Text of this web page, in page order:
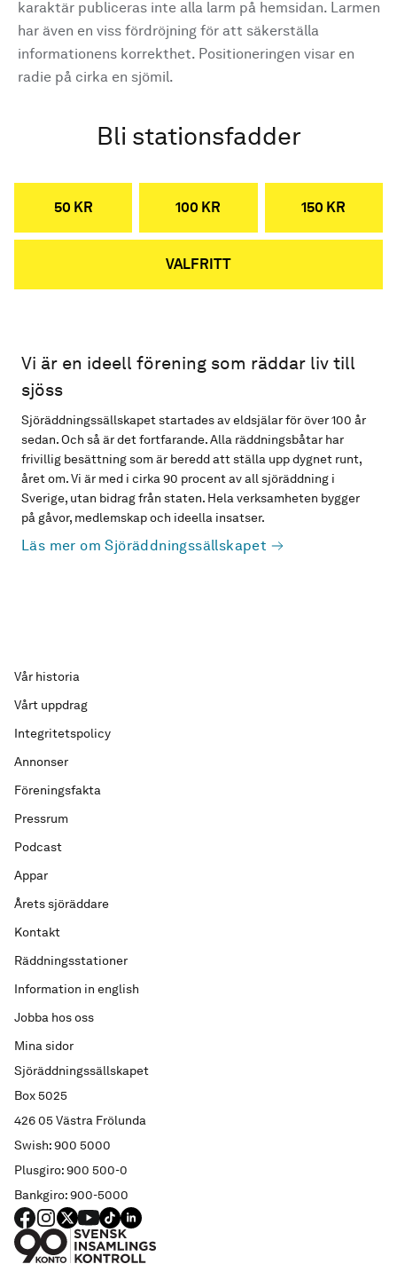
karaktär publiceras inte alla larm på hemsidan. Larmen
har även en viss fördröjning för att säkerställa
informationens korrekthet. Positioneringen visar en
radie på cirka en sjömil.
Bli stationsfadder
50 KR 100 KR 150 KR
VALFRITT
Vi är en ideell förening som räddar liv till
sjöss
Sjöräddningssällskapet startades av eldsjälar för över 100 år
sedan. Och så är det fortfarande. Alla räddningsbåtar har
frivillig besättning som är beredd att ställa upp dygnet runt,
året om. Vi är med i cirka 90 procent av all sjöräddning i
Sverige, utan bidrag från staten. Hela verksamheten bygger
på gåvor, medlemskap och ideella insatser.
Läs mer om Sjöräddningssällskapet
Sjöräddningssällskapet
Box 5025
426 05 Västra Frölunda
Swish: 900 5000
Plusgiro: 900 500-0
Bankgiro: 900-5000
Vår historia
Vårt uppdrag
Integritetspolicy
Annonser
Föreningsfakta
Pressrum
Podcast
Appar
Årets sjöräddare
Kontakt
Räddningsstationer
Information in english
Jobba hos oss
Mina sidor
FACEBOOK
Instagram
X YouTube
TIKTOKLINKED IN